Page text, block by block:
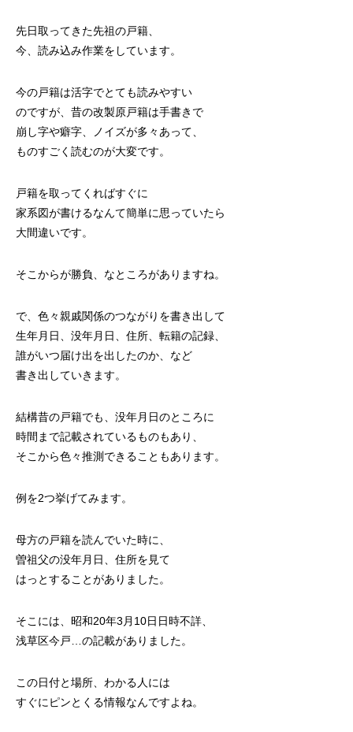
先日取ってきた先祖の戸籍、
今、読み込み作業をしています。
今の戸籍は活字でとても読みやすい
のですが、昔の改製原戸籍は手書きで
崩し字や癖字、ノイズが多々あって、
ものすごく読むのが大変です。
戸籍を取ってくればすぐに
家系図が書けるなんて簡単に思っていたら
大間違いです。
そこからが勝負、なところがありますね。
で、色々親戚関係のつながりを書き出して
生年月日、没年月日、住所、転籍の記録、
誰がいつ届け出を出したのか、など
書き出していきます。
結構昔の戸籍でも、没年月日のところに
時間まで記載されているものもあり、
そこから色々推測できることもあります。
例を2つ挙げてみます。
母方の戸籍を読んでいた時に、
曽祖父の没年月日、住所を見て
はっとすることがありました。
そこには、昭和20年3月10日日時不詳、
浅草区今戸…の記載がありました。
この日付と場所、わかる人には
すぐにピンとくる情報なんですよね。